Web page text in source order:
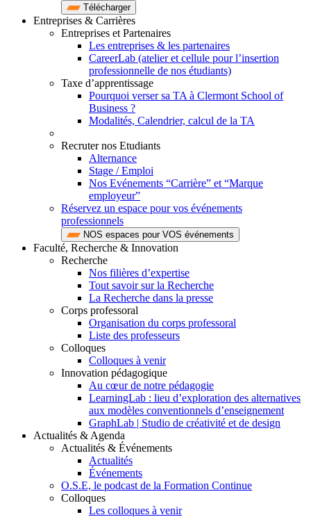
Télécharger
Entreprises & Carrières
Entreprises et Partenaires
Les entreprises & les partenaires
CareerLab (atelier et cellule pour l’insertion
professionnelle de nos étudiants)
Taxe d’apprentissage
Pourquoi verser sa TA à Clermont School of
Business ?
Modalités, Calendrier, calcul de la TA
Recruter nos Etudiants
Alternance
Stage / Emploi
Nos Evénements “Carrière” et “Marque
employeur”
Réservez un espace pour vos événements
professionnels
NOS espaces pour VOS événements
Faculté, Recherche & Innovation
Recherche
Nos filières d’expertise
Tout savoir sur la Recherche
La Recherche dans la presse
Corps professoral
Organisation du corps professoral
Liste des professeurs
Colloques
Colloques à venir
Innovation pédagogique
Au cœur de notre pédagogie
LearningLab : lieu d’exploration des alternatives
aux modèles conventionnels d’enseignement
GraphLab | Studio de créativité et de design
Actualités & Agenda
Actualités & Événements
Actualités
Événements
O.S.E, le podcast de la Formation Continue
Colloques
Les colloques à venir